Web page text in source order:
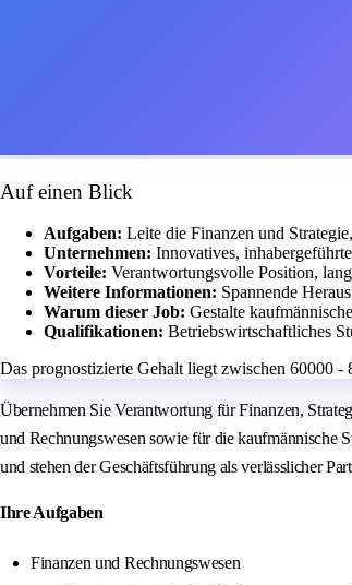
Auf einen Blick
Aufgaben: Leite die Finanzen und
Unternehmen: Innovatives,
Vorteile: Verantwortungsvolle Position,
Weitere Informationen: Spannende
Warum dieser Job: Gestalte
Qualifikationen: Betriebswirtschaftliches
Das prognostizierte Gehalt liegt zwischen 60000 -
Übernehmen Sie Verantwortung für Finanzen,
und Rechnungswesen sowie für die kaufmännische
und stehen der Geschäftsführung als verlässlicher
Ihre Aufgaben
Finanzen und Rechnungswesen